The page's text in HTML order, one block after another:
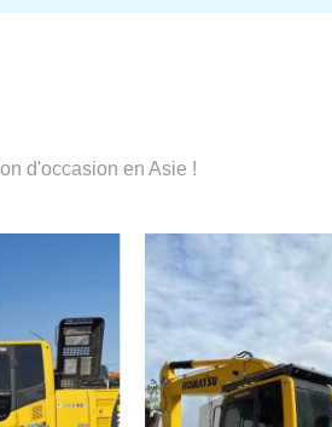
d'occasion en Asie !